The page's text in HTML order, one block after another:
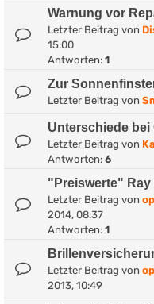
Warnung vor
Letzter Beitrag von
15:00
Antworten: 1
Zur
Letzter Beitrag von
Unterschiede
Letzter Beitrag von
Antworten: 6
"Preiswerte" Ray
Letzter Beitrag von
2014, 08:37
Antworten: 1
Letzter Beitrag von
2013, 10:49